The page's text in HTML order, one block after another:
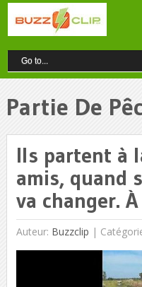
Partie De
Ils partent à
amis, quand
va changer. À
Auteur: Buzzclip |